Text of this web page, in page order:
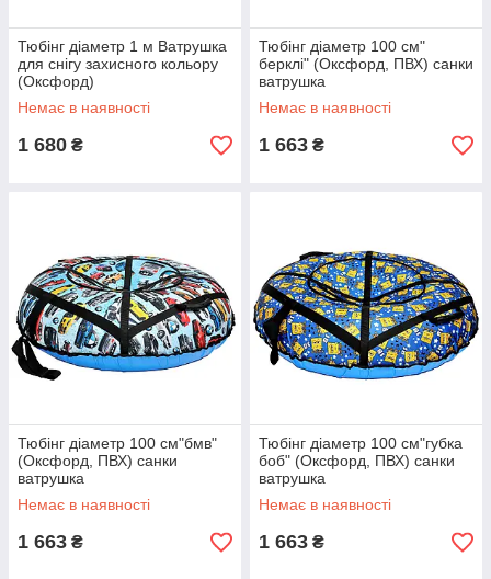
Тюбінг діаметр 1 м Ватрушка
для снігу захисного кольору
(Оксфорд)
Немає в наявності
1 680 ₴
Тюбінг діаметр 100 см"
берклі" (Оксфорд, ПВХ) санки
ватрушка
Немає в наявності
1 663 ₴
Тюбінг діаметр 100 см"бмв"
(Оксфорд, ПВХ) санки
ватрушка
Немає в наявності
1 663 ₴
Тюбінг діаметр 100 см"губка
боб" (Оксфорд, ПВХ) санки
ватрушка
Немає в наявності
1 663 ₴